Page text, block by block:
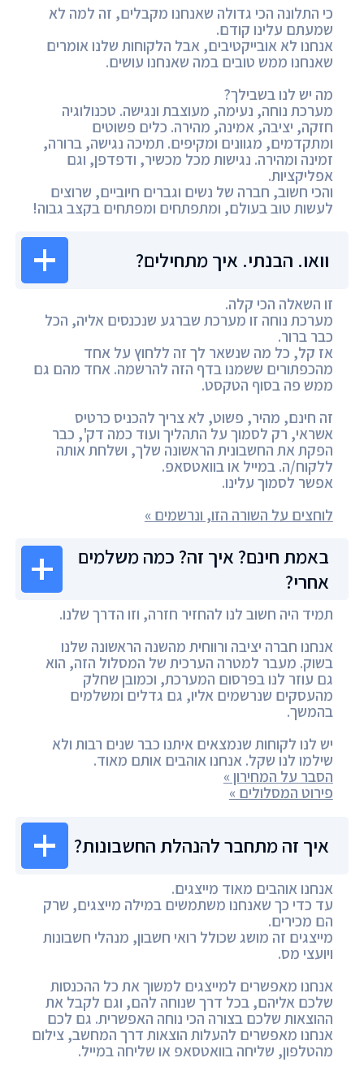
כי התלונה הכי גדולה שאנחנו מקבלים, זה למה לא
שמעתם עלינו קודם.
אנחנו לא אובייקטיבים, אבל הלקוחות שלנו אומרים
שאנחנו ממש טובים במה שאנחנו עושים.
מה יש לנו בשבילך?
מערכת נוחה, נעימה, מעוצבת ונגישה. טכנולוגיה
חזקה, יציבה, אמינה, מהירה. כלים פשוטים
ומתקדמים, מגוונים ומקיפים. תמיכה נגישה, ברורה,
זמינה ומהירה. נגישות מכל מכשיר, ודפדפן, וגם
אפליקציות.
והכי חשוב, חברה של נשים וגברים חיוביים, שרוצים
לעשות טוב בעולם, ומתפתחים ומפתחים בקצב גבוה!
וואו. הבנתי. איך מתחילים?
זו השאלה הכי קלה.
מערכת נוחה זו מערכת שברגע שנכנסים אליה, הכל
כבר ברור.
אז קל, כל מה שנשאר לך זה ללחוץ על אחד
מהכפתורים ששמנו בדף הזה להרשמה. אחד מהם גם
ממש פה בסוף הטקסט.
זה חינם, מהיר, פשוט, לא צריך להכניס כרטיס
אשראי, רק לסמוך על התהליך ועוד כמה דק', כבר
הפקת את החשבונית הראשונה שלך, ושלחת אותה
ללקוח/ה. במייל או בוואטסאפ.
אפשר לסמוך עלינו.
לוחצים על השורה הזו, ונרשמים »
באמת חינם? איך זה? כמה משלמים
אחרי?
תמיד היה חשוב לנו להחזיר חזרה, וזו הדרך שלנו.
אנחנו חברה יציבה ורווחית מהשנה הראשונה שלנו
בשוק. מעבר למטרה הערכית של המסלול הזה, הוא
גם עוזר לנו בפרסום המערכת, וכמובן שחלק
מהעסקים שנרשמים אליו, גם גדלים ומשלמים
בהמשך.
יש לנו לקוחות שנמצאים איתנו כבר שנים רבות ולא
שילמו לנו שקל. אנחנו אוהבים אותם מאוד.
הסבר על המחירון »
פירוט המסלולים »
איך זה מתחבר להנהלת החשבונות?
אנחנו אוהבים מאוד מייצגים.
עד כדי כך שאנחנו משתמשים במילה מייצגים, שרק
הם מכירים.
מייצגים זה מושג שכולל רואי חשבון, מנהלי חשבונות
ויועצי מס.
אנחנו מאפשרים למייצגים למשוך את כל ההכנסות
שלכם אליהם, בכל דרך שנוחה להם, וגם לקבל את
ההוצאות שלכם בצורה הכי נוחה האפשרית. גם לכם
אנחנו מאפשרים להעלות הוצאות דרך המחשב, צילום
מהטלפון, שליחה בוואטסאפ או שליחה במייל.